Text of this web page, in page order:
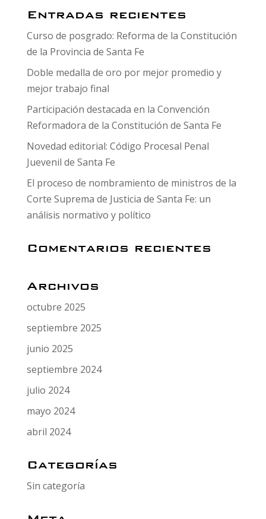
Entradas recientes
Curso de posgrado: Reforma de la Constitución
de la Provincia de Santa Fe
Doble medalla de oro por mejor promedio y
mejor trabajo final
Participación destacada en la Convención
Reformadora de la Constitución de Santa Fe
Novedad editorial: Código Procesal Penal
Juevenil de Santa Fe
El proceso de nombramiento de ministros de la
Corte Suprema de Justicia de Santa Fe: un
análisis normativo y político
Comentarios recientes
Archivos
octubre 2025
septiembre 2025
junio 2025
septiembre 2024
julio 2024
mayo 2024
abril 2024
Categorías
Sin categoría